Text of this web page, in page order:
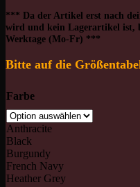
*** Da der Artikel erst nach
wird und kein Lagerartikel ist,
Werktage (Mo-Fr) ***
Bitte auf die
Farbe
Anthracite
Black
Burgundy
French Navy
Heather Grey